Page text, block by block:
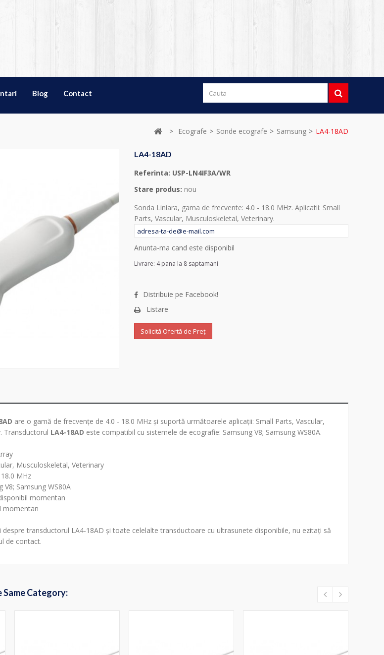
Blog Contact
> Ecografe > Sonde ecografe > Samsung > LA4-18AD
LA4-18AD
Referinta: USP-LN4IF3A/WR
Stare produs: nou
Sonda Liniara, gama de frecvente: 4.0 - 18.0 MHz. Aplicatii: Small
Parts, Vascular, Musculoskeletal, Veterinary.
Anunta-ma cand este disponibil
Livrare: 4 pana la 8 saptamani
Distribuie pe Facebook!
Listare
Solicită Ofertă de Preț
are o gamă de frecvențe de 4.0 - 18.0 MHz și suportă următoarele aplicații: Small Parts, Vascular,
Transductorul LA4-18AD este compatibil cu sistemele de ecografie: Samsung V8; Samsung WS80A.
Musculoskeletal, Veterinary
MHz
V8; Samsung WS80A
momentan
momentan
transductorul LA4-18AD și toate celelalte transductoare cu ultrasunete disponibile, nu ezitați să
de contact.
Category: